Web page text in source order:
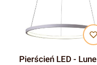
Pierścień LED - Lune